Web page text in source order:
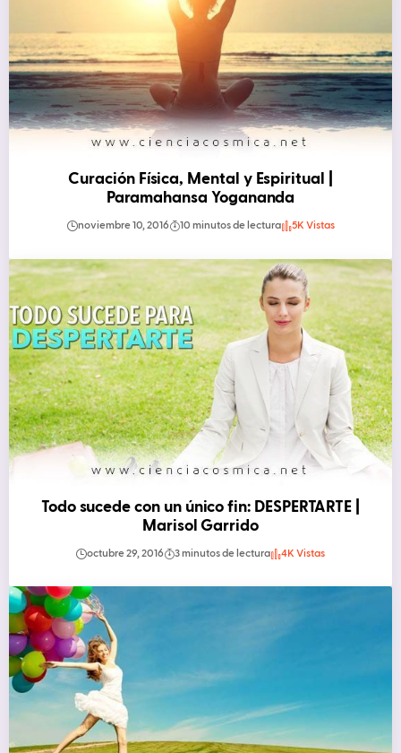
Curación Física, Mental y Espiritual |
Paramahansa Yogananda
noviembre 10, 2016 10 minutos de lectura 5K Vistas
Todo sucede con un único fin: DESPERTARTE |
Marisol Garrido
octubre 29, 2016 3 minutos de lectura 4K Vistas